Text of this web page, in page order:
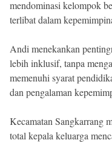
mendominasi kelompok
terlibat dalam
Andi menekankan
lebih inklusif, tanpa
memenuhi syarat
dan pengalaman
Kecamatan Sangkarrang
total kepala keluarga